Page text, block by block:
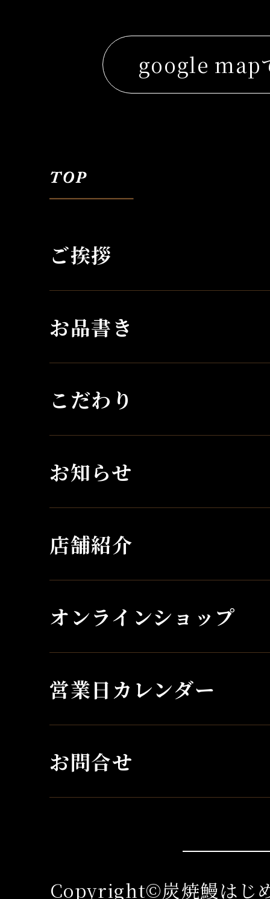
google map
ご挨拶
お品書き
こだわり
お知らせ
店舗紹介
オンラインショップ
営業日カレンダー
お問合せ
Copyright©炭焼鰻はじ